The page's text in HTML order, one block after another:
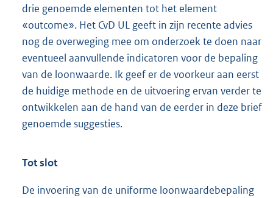
drie genoemde elementen tot het element
«outcome». Het CvD UL geeft in zijn recente advies
nog de overweging mee om onderzoek te doen naar
eventueel aanvullende indicatoren voor de bepaling
van de loonwaarde. Ik geef er de voorkeur aan eerst
de huidige methode en de uitvoering ervan verder te
ontwikkelen aan de hand van de eerder in deze brief
genoemde suggesties.
Tot slot
De invoering van de uniforme loonwaardebepaling